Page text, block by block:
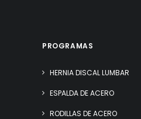
PROGRAMAS
HERNIA DISCAL LUMBAR
ESPALDA DE ACERO
RODILLAS DE ACERO